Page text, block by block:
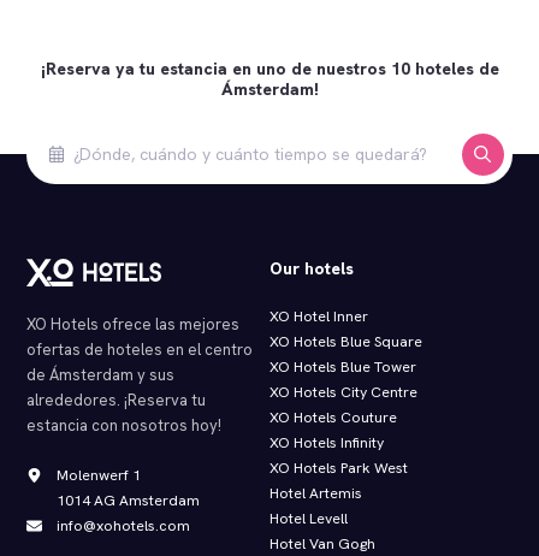
¡Reserva ya tu estancia en uno de nuestros 10 hoteles de
Ámsterdam!
XO Hotels ofrece las mejores
ofertas de hoteles en el centro
de Ámsterdam y sus
alrededores. ¡Reserva tu
estancia con nosotros hoy!
Molenwerf 1
1014 AG Amsterdam
info@xohotels.com
Our hotels
XO Hotel Inner
XO Hotels Blue Square
XO Hotels Blue Tower
XO Hotels City Centre
XO Hotels Couture
XO Hotels Infinity
XO Hotels Park West
Hotel Artemis
Hotel Levell
Hotel Van Gogh